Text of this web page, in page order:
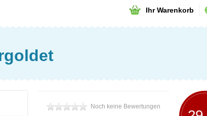
Ihr Warenkorb
Noch keine Bewertungen